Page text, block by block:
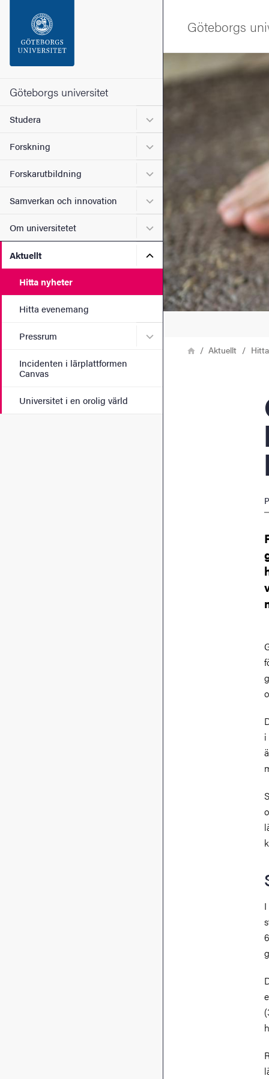
Sidfoten
Om webbplatsen
Göteborgs universitet
Studera Undermeny för Studera
Forskning Undermeny för Forskning
Forskarutbildning Undermeny för
Samverkan och innovation Undermeny för
Om universitetet Undermeny för Om
Aktuellt Undermeny för Aktuellt
Hitta nyheter
Hitta evenemang
Pressrum Undermeny för Pressrum
Incidenten i lärplattformen
Canvas
Universitet i en orolig värld
Göteborgs
Bild
LänkstigHemAktuellt
i